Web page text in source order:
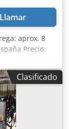
Llamar
aprox. 8
Precio:
punzonado: 50
de chapa
de golpes a 20
1100 mm
1550
Mesa de
en
Clasificado